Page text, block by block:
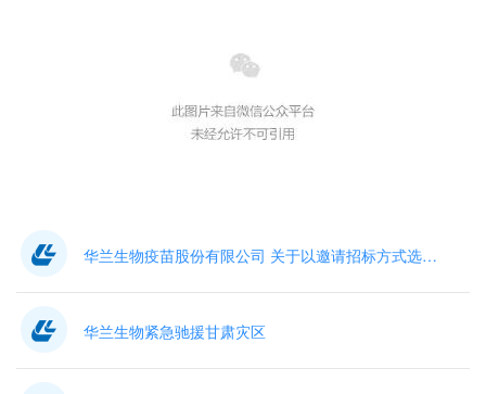
华兰生物疫苗股份有限公司 关于以邀请招标方式选聘会计师事务所的公告
华兰生物紧急驰援甘肃灾区